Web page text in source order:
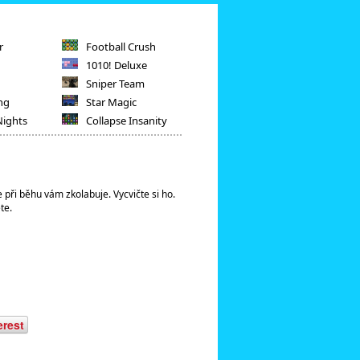
Football Crush
1010! Deluxe
Sniper Team
Star Magic
Collapse Insanity
běhu vám zkolabuje. Vycvičte si ho.